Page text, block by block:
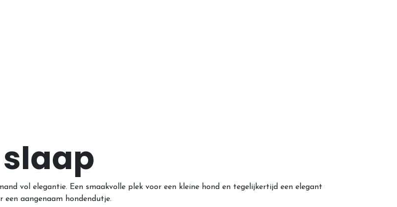
vol elegantie. Een smaakvolle plek voor een kleine hond en tegelijkertijd een elegant
aangenaam hondendutje.